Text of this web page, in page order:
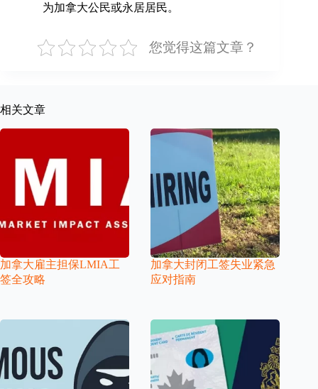
为加拿大公民或永居居民。
您觉得这篇文章？
相关文章
加拿大雇主担保LMIA工
签全攻略
加拿大封闭工签失业紧急
应对指南